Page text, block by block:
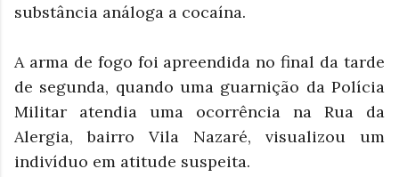
substância análoga a cocaína.
A arma de fogo foi apreendida no final da tarde
de segunda, quando uma guarnição da Polícia
Militar atendia uma ocorrência na Rua da
Alergia, bairro Vila Nazaré, visualizou um
indivíduo em atitude suspeita.